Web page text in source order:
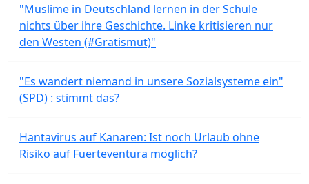
"Muslime in Deutschland lernen in der Schule
nichts über ihre Geschichte. Linke kritisieren nur
den Westen (#Gratismut)"
"Es wandert niemand in unsere Sozialsysteme ein"
(SPD) : stimmt das?
Hantavirus auf Kanaren: Ist noch Urlaub ohne
Risiko auf Fuerteventura möglich?